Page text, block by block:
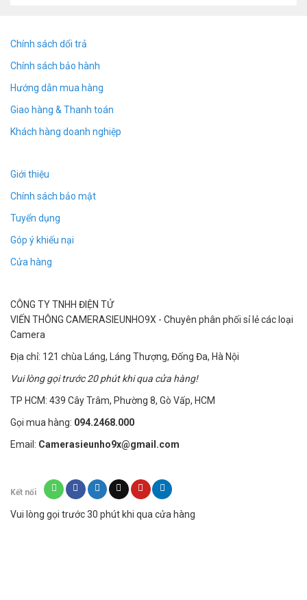
Sạc iphone camera
rộng.Bộ nhớ trong 16gb cho thời lượng quay
phim cực dài và tự động chèn khi đầy bộ nhớ.
Đặc điểm kỹ thuật:
Định dạng video: AVI
– Mã hóa video: M-JPEG
– Độ phân giải video: 1920 * 1080
– Tỷ lệ hình ảnh: 4: 3
– Ngõ vào: 5V-1A
– Giao diện: 5pin USB
Chính sách dổi trả
Chính sách bảo hành
Hướng dẫn mua hàng
Giao hàng & Thanh toán
Khách hàng doanh nghiệp
Giới thiệu
Chính sách bảo mật
Tuyển dụng
Góp ý khiếu nại
Cửa hàng
CÔNG TY TNHH ĐIỆN TỬ
VIẾN THÔNG CAMERASIEUNHO9X - Chuyên phân phối sỉ lẻ các loại
Camera
Địa chỉ: 121 chùa Láng, Láng Thượng, Đống Đa, Hà Nội
Vui lòng gọi trước 20 phút khi qua cửa hàng!
TP HCM: 439 Cây Trâm, Phường 8, Gò Vấp, HCM
Gọi mua hàng: 094.2468.000
Email: Camerasieunho9x@gmail.com
Kết nối
Vui lòng gọi trước 30 phút khi qua cửa hàng